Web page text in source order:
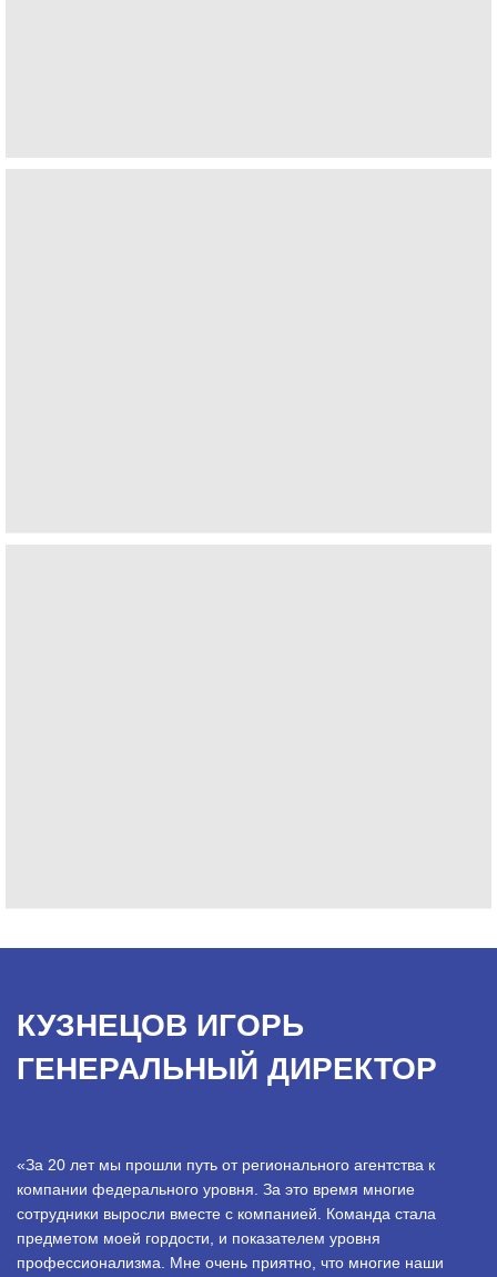
КУЗНЕЦОВ ИГОРЬ
ГЕНЕРАЛЬНЫЙ ДИРЕКТОР
«За 20 лет мы прошли путь от регионального агентства к
компании федерального уровня. За это время многие
сотрудники выросли вместе с компанией. Команда стала
предметом моей гордости, и показателем уровня
профессионализма. Мне очень приятно, что многие наши